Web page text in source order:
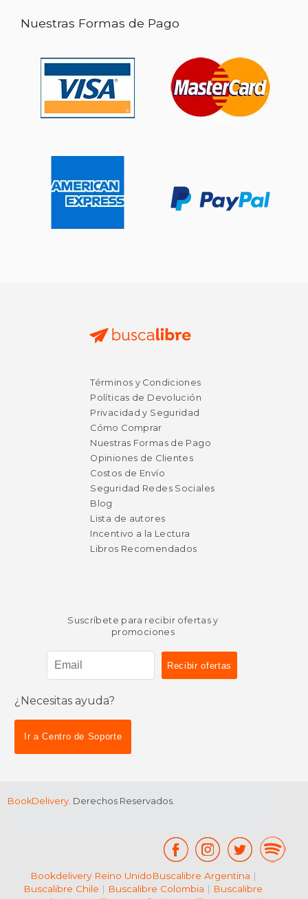
Nuestras Formas de Pago
Términos y Condiciones
Políticas de Devolución
Privacidad y Seguridad
Cómo Comprar
Nuestras Formas de Pago
Opiniones de Clientes
Costos de Envío
Seguridad Redes Sociales
Blog
Lista de autores
Incentivo a la Lectura
Libros Recomendados
Suscríbete para recibir ofertas y
promociones
¿Necesitas ayuda?
Ir a Centro de Soporte
BookDelivery . Derechos Reservados.
Bookdelivery Reino UnidoBuscalibre Argentina |
Buscalibre Chile | Buscalibre Colombia | Buscalibre